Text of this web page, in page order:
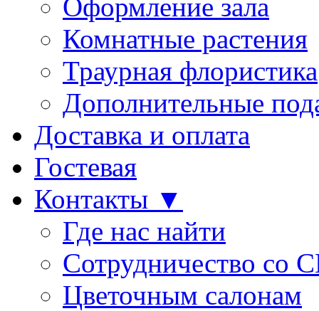
Оформление зала
Комнатные растения
Траурная флористика
Дополнительные
Доставка и оплата
Гостевая
Контакты ▼
Где нас найти
Сотрудничество со
Цветочным салонам